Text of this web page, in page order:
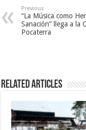
Previous
“La Música como
Sanación” llega a la
Pocaterra
Related Articles